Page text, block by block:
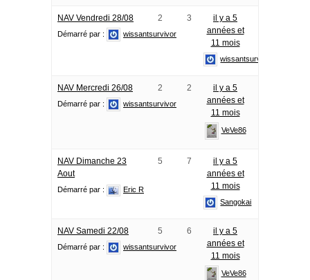
NAV Vendredi 28/08
Démarré par : wissantsurvivor
2 3
il y a 5
années et
11 mois
wissantsurvivor
NAV Mercredi 26/08
Démarré par : wissantsurvivor
2 2
il y a 5
années et
11 mois
VeVe86
NAV Dimanche 23
Aout
Démarré par : Eric R
5 7
il y a 5
années et
11 mois
Sangokai
NAV Samedi 22/08
Démarré par : wissantsurvivor
5 6
il y a 5
années et
11 mois
VeVe86